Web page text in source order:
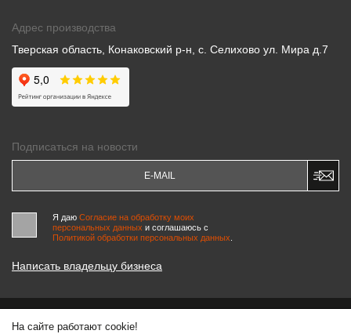
Адрес производства
Тверская область, Конаковский р-н, с. Селихово ул. Мира д.7
Подписаться на новости
Я даю Согласие на обработку моих
персональных данных и соглашаюсь c
Политикой обработки персональных данных
Написать владельцу бизнеса
© 2000-2026 «МАСТЕРСКИЕ ПИНЧУКА»
На сайте работают cookie!